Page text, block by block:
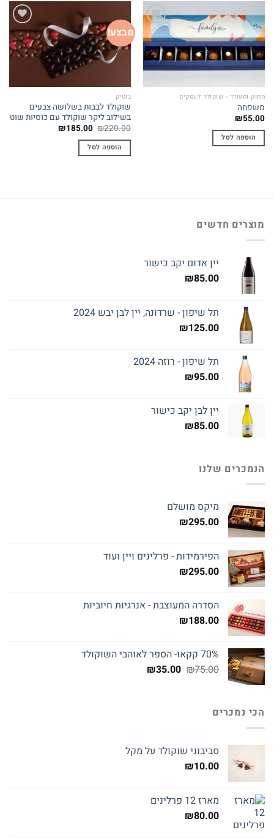
מספר
סוגים.
ניתן
לבחור
את
בעמוד
המוצר
Add to
wishlist
מתוק ומעודד - שוקולד לעסקים
משפחה
₪55.00
הוספה לסל
מבצע!
Add to
wishlist
בוטיק
שוקולד לבבות בשלושה צבעים
בשילוב ליקר שוקולד עם כוסיות שוט
₪220.00 המחיר
היה:
₪220.00.
₪185.00 המחיר
הוספה לסל
מוצרים חדשים
יין אדום יקב כישור
₪85.00
תל שיפון - שרדונה, יין לבן יבש 2024
₪125.00
תל שיפון - רוזה 2024
₪95.00
יין לבן יקב כישור
₪85.00
הנמכרים שלנו
מיקס מושלם
₪295.00
הפירמידות - פרלינים ויין ועוד
₪295.00
הסדרה המעוצבת - אנרגיות חיוביות
₪188.00
70% קקאו- הספר לאוהבי השוקולד
₪75.00
המחיר₪35.00 המחיר
הכי נמכרים
סביבוני שוקולד על מקל
₪10.00
מארז 12 פרלינים
₪80.00